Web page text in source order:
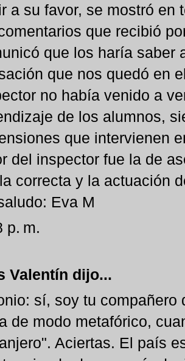
a su favor, se mostró en
que recibió
que los haría saber
que nos quedó en
no había venido a
de los alumnos,
que intervienen
del inspector fue la de
correcta y la actuación
Eva M
p. m.
Valentín dijo...
sí, soy tu compañero
de modo metafórico,
Aciertas. El país